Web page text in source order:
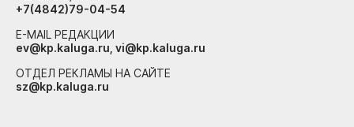
+7(4842)79-04-54
E-MAIL РЕДАКЦИИ
ev@kp.kaluga.ru, vi@kp.kaluga.ru
ОТДЕЛ РЕКЛАМЫ НА САЙТЕ
sz@kp.kaluga.ru